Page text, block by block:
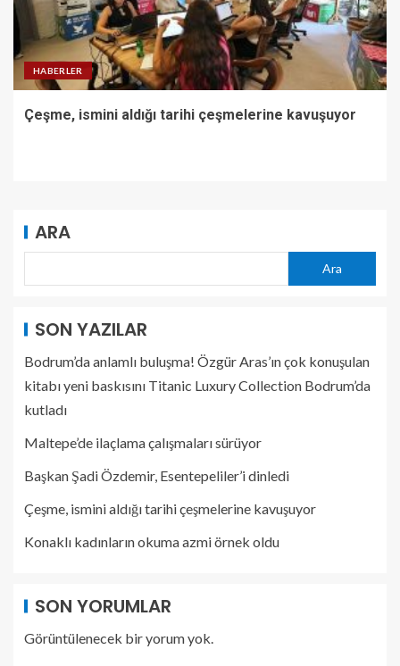
HABERLER
Çeşme, ismini aldığı tarihi çeşmelerine kavuşuyor
ARA
Ara
SON YAZILAR
Bodrum’da anlamlı buluşma! Özgür Aras’ın çok konuşulan
kitabı yeni baskısını Titanic Luxury Collection Bodrum’da
kutladı
Maltepe’de ilaçlama çalışmaları sürüyor
Başkan Şadi Özdemir, Esentepeliler’i dinledi
Çeşme, ismini aldığı tarihi çeşmelerine kavuşuyor
Konaklı kadınların okuma azmi örnek oldu
SON YORUMLAR
Görüntülenecek bir yorum yok.